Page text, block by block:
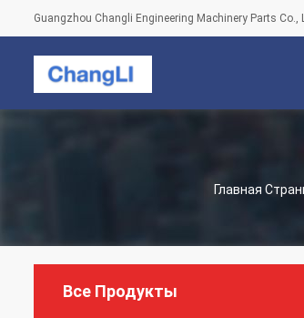
Guangzhou Changli Engineering Machinery Parts Co.,
Главная
Все Продукты